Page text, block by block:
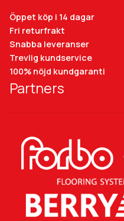
Öppet köp i 14 dagar
Fri returfrakt
Snabba leveranser
Trevlig kundservice
100% nöjd kundgaranti
Partners